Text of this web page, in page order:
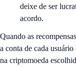
deixe de ser
acordo.
Quando as
a conta de cada
na criptomoeda